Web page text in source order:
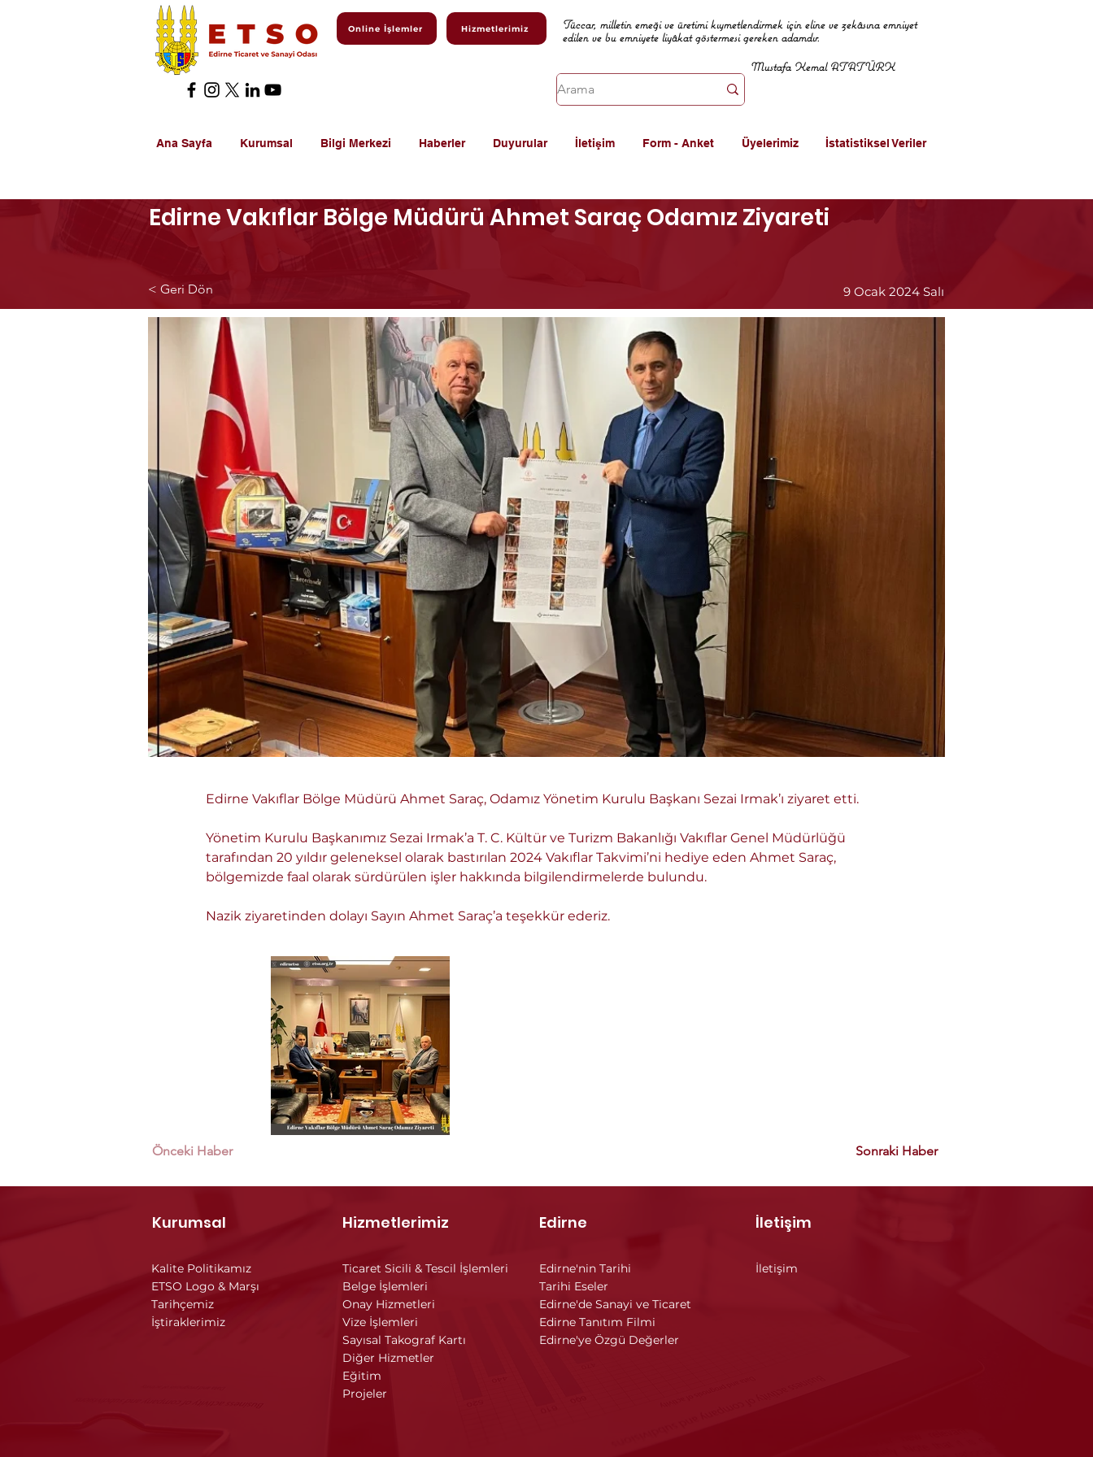
Online İşlemler Hizmetlerimiz
Tüccar, milletin emeği ve üretimi kıymetlendirmek için eline ve zekâsına emniyet
edilen ve bu emniyete liyâkat göstermesi gereken adamdır.
Mustafa Kemal ATATÜRK
Ana Sayfa Kurumsal Bilgi Merkezi Haberler Duyurular İletişim Form - Anket Üyelerimiz İstatistiksel Veriler
Edirne Vakıflar Bölge Müdürü Ahmet Saraç Odamız Ziyareti
< Geri Dön 9 Ocak 2024 Salı
Edirne Vakıflar Bölge Müdürü Ahmet Saraç, Odamız Yönetim Kurulu Başkanı Sezai Irmak’ı ziyaret etti.
Yönetim Kurulu Başkanımız Sezai Irmak’a T. C. Kültür ve Turizm Bakanlığı Vakıflar Genel Müdürlüğü
tarafından 20 yıldır geleneksel olarak bastırılan 2024 Vakıflar Takvimi’ni hediye eden Ahmet Saraç,
bölgemizde faal olarak sürdürülen işler hakkında bilgilendirmelerde bulundu.
Nazik ziyaretinden dolayı Sayın Ahmet Saraç’a teşekkür ederiz.
Önceki Haber Sonraki Haber
Kurumsal Hizmetlerimiz Edirne
Kalite Politikamız
ETSO Logo & Marşı
Tarihçemiz
İştiraklerimiz
Ticaret Sicili & Tescil İşlemleri
Belge İşlemleri
Onay Hizmetleri
Vize İşlemleri
Sayısal Takograf Kartı
Diğer Hizmetler
Eğitim
Projeler
Edirne'nin Tarihi
Tarihi Eseler
Edirne'de Sanayi ve Ticaret
Edirne Tanıtım Filmi
Edirne'ye Özgü Değerler
İletişim
İletişim